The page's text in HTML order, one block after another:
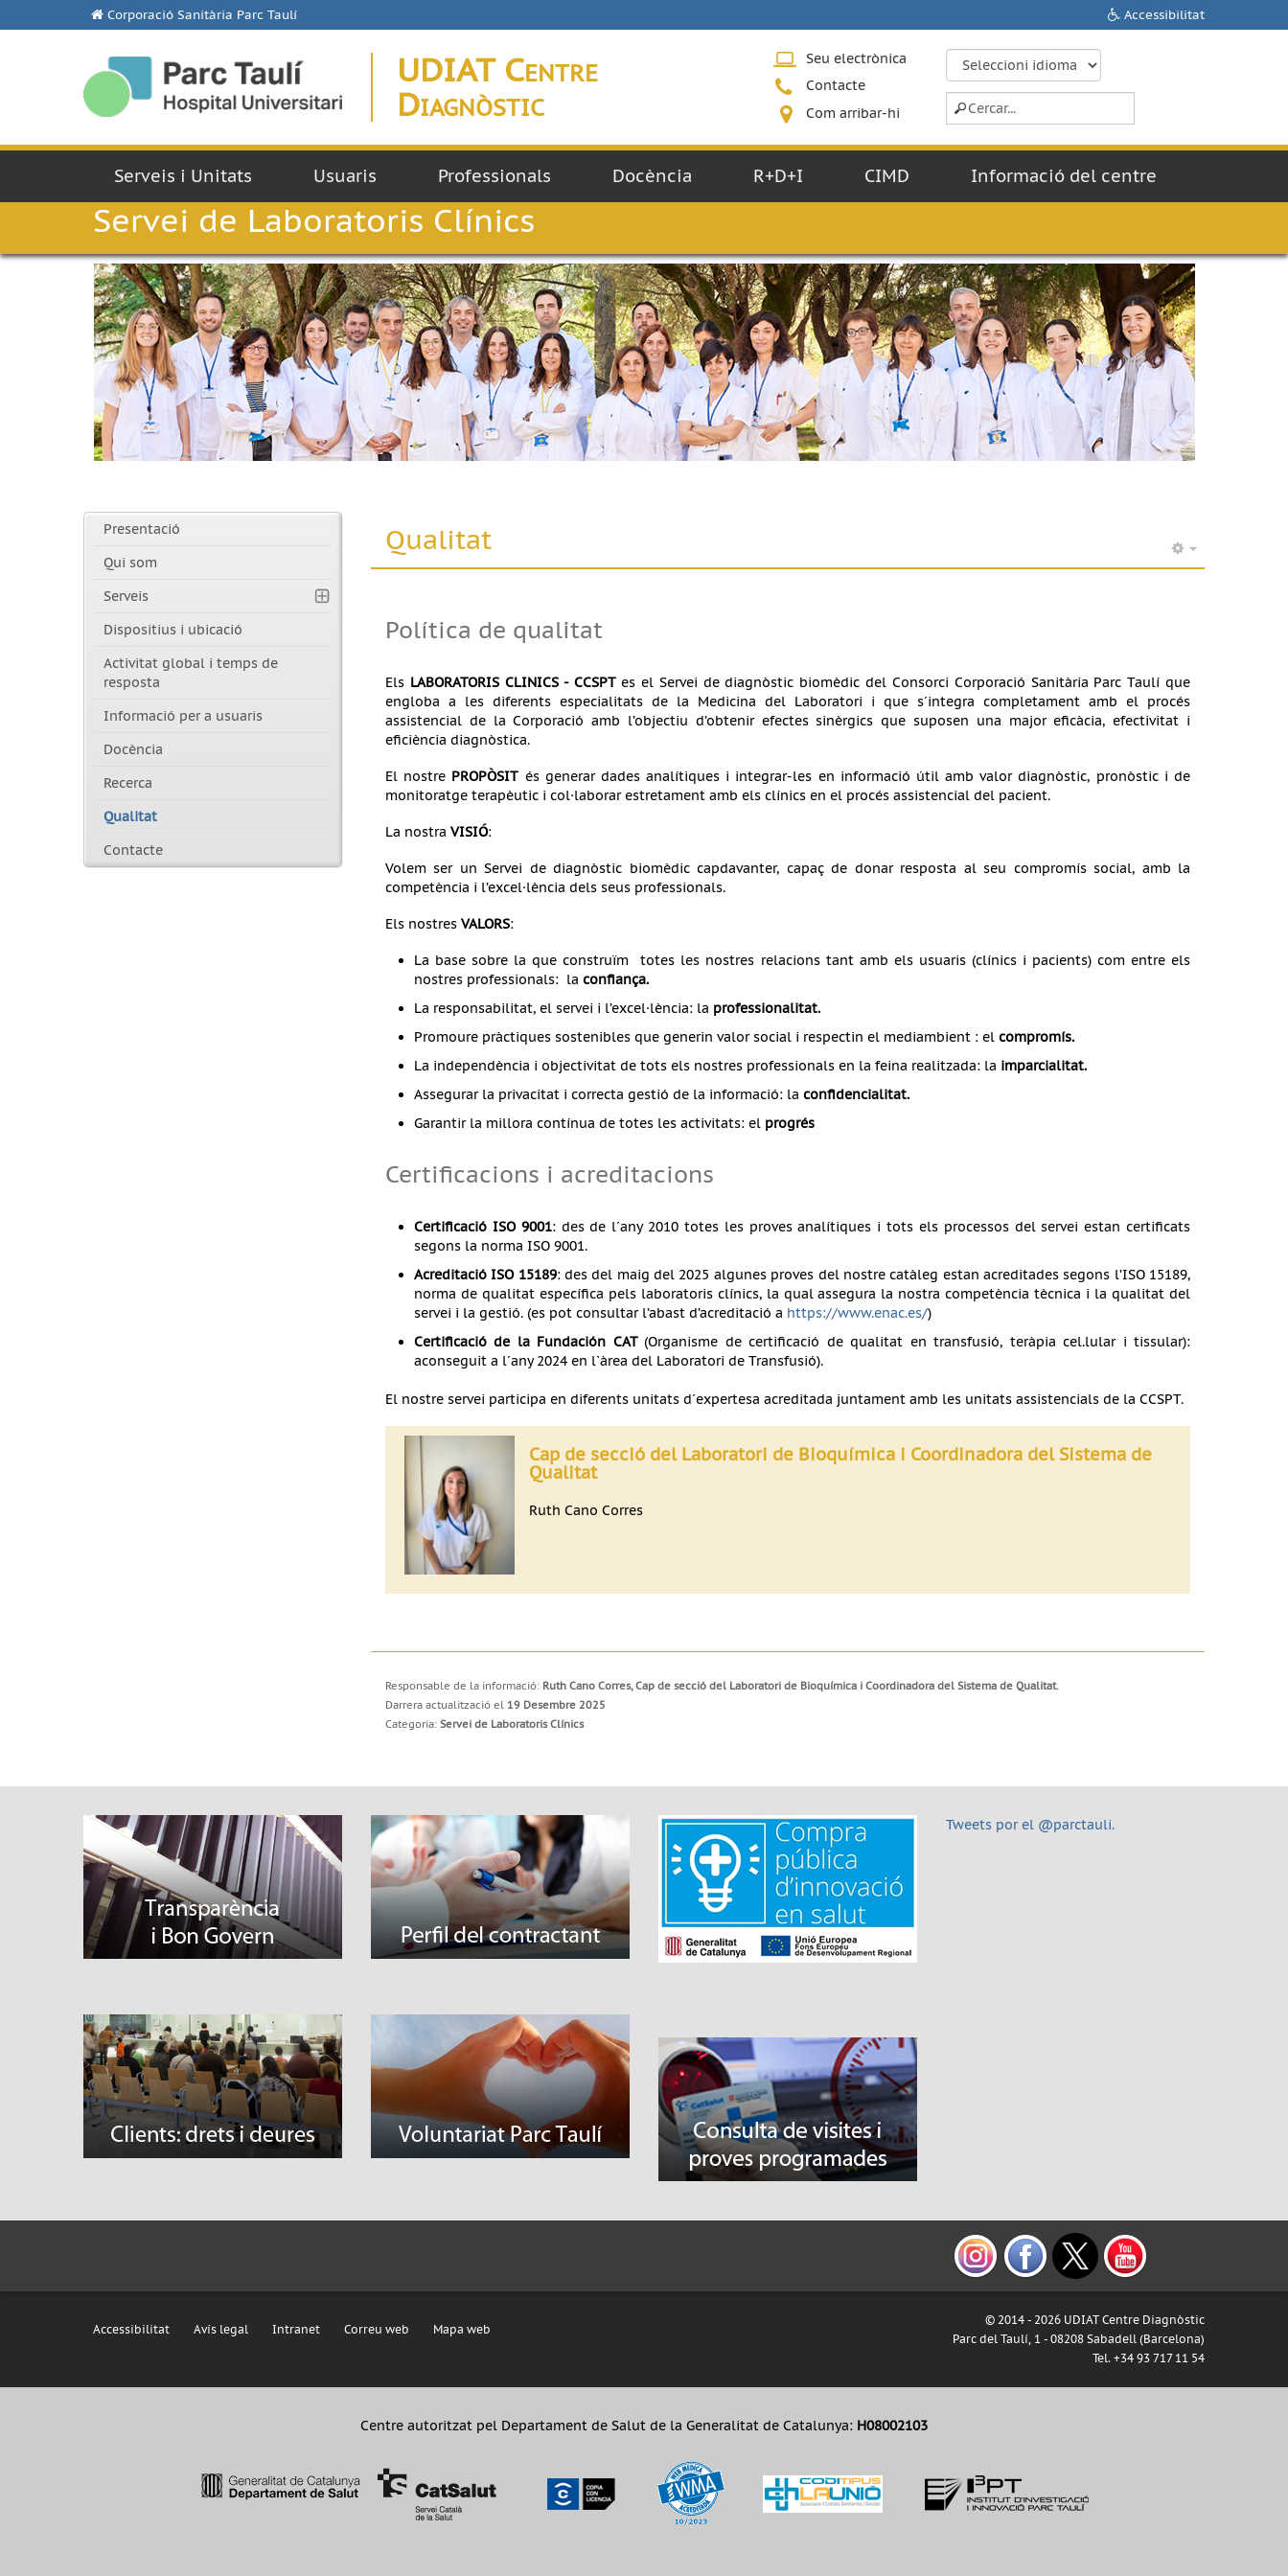
Corporació Sanitària Parc Taulí Accessibilitat
UDIAT Centre
Diagnòstic
Seu electrònica
Contacte
Com arribar-hi
Serveis i Unitats Usuaris Professionals Docència R+D+I CIMD Informació del centre
Servei de Laboratoris Clínics
Qualitat
Política de qualitat
Els LABORATORIS CLINICS - CCSPTes el Servei de diagnòstic biomèdic del Consorci Corporació Sanitària Parc Taulí que
engloba a les diferents especialitats de la Medicina del Laboratori i que s´integra completament amb el procés
assistencial de la Corporació amb l’objectiu d’obtenir efectes sinèrgics que suposen una major eficàcia, efectivitat i
eficiència diagnòstica.
El nostre PROPÒSIT és generar dades analítiques i integrar-les en informació útil amb valor diagnòstic, pronòstic i de
monitoratge terapèutic i col·laborar estretament amb els clínics en el procés assistencial del pacient.
La nostra VISIÓ:
Volem ser un Servei de diagnòstic biomèdic capdavanter, capaç de donar resposta al seu compromís social, amb la
competència i l’excel·lència dels seus professionals.
Els nostres VALORS:
La base sobre la que construïm totes les nostres relacions tant amb els usuaris (clínics i pacients) com entre els
nostres professionals: la confiança.
La responsabilitat, el servei i l’excel·lència: la professionalitat.
Promoure pràctiques sostenibles que generin valor social i respectin el mediambient : el compromís.
La independència i objectivitat de tots els nostres professionals en la feina realitzada: la imparcialitat.
Assegurar la privacitat i correcta gestió de la informació: la confidencialitat.
Garantir la millora contínua de totes les activitats: el progrés
Certificacions i acreditacions
Certificació ISO 9001: des de l´any 2010 totes les proves analítiques i tots els processos del servei estan certificats
segons la norma ISO 9001.
Acreditació ISO 15189: des del maig del 2025 algunes proves del nostre catàleg estan acreditades segons l’ISO 15189,
norma de qualitat específica pels laboratoris clínics, la qual assegura la nostra competència tècnica i la qualitat del
servei i la gestió. (es pot consultar l’abast d’acreditació a https://www.enac.es/)
Certificació de la Fundación CAT (Organisme de certificació de qualitat en transfusió, teràpia cel.lular i tissular):
aconseguit a l´any 2024 en l`àrea del Laboratori de Transfusió).
El nostre servei participa en diferents unitats d´expertesa acreditada juntament amb les unitats assistencials de la CCSPT.
Cap de secció del Laboratori de Bioquímica i Coordinadora del Sistema de
Qualitat
Ruth Cano Corres
Responsable de la informació: Ruth Cano Corres, Cap de secció del Laboratori de Bioquímica i Coordinadora del Sistema de Qualitat.
Darrera actualització el 19 Desembre 2025
Categoria: Servei de Laboratoris Clínics
Presentació
Qui som
Serveis
Dispositius i ubicació
Activitat global i temps de
resposta
Informació per a usuaris
Docència
Recerca
Qualitat
Contacte
Tweets por el @parctauli.
Accessibilitat Avís legal Intranet Correu web Mapa web
© 2014 - 2026 UDIAT Centre Diagnòstic
Parc del Taulí, 1 - 08208 Sabadell (Barcelona)
Tel. +34 93 717 11 54
Centre autoritzat pel Departament de Salut de la Generalitat de Catalunya: H08002103